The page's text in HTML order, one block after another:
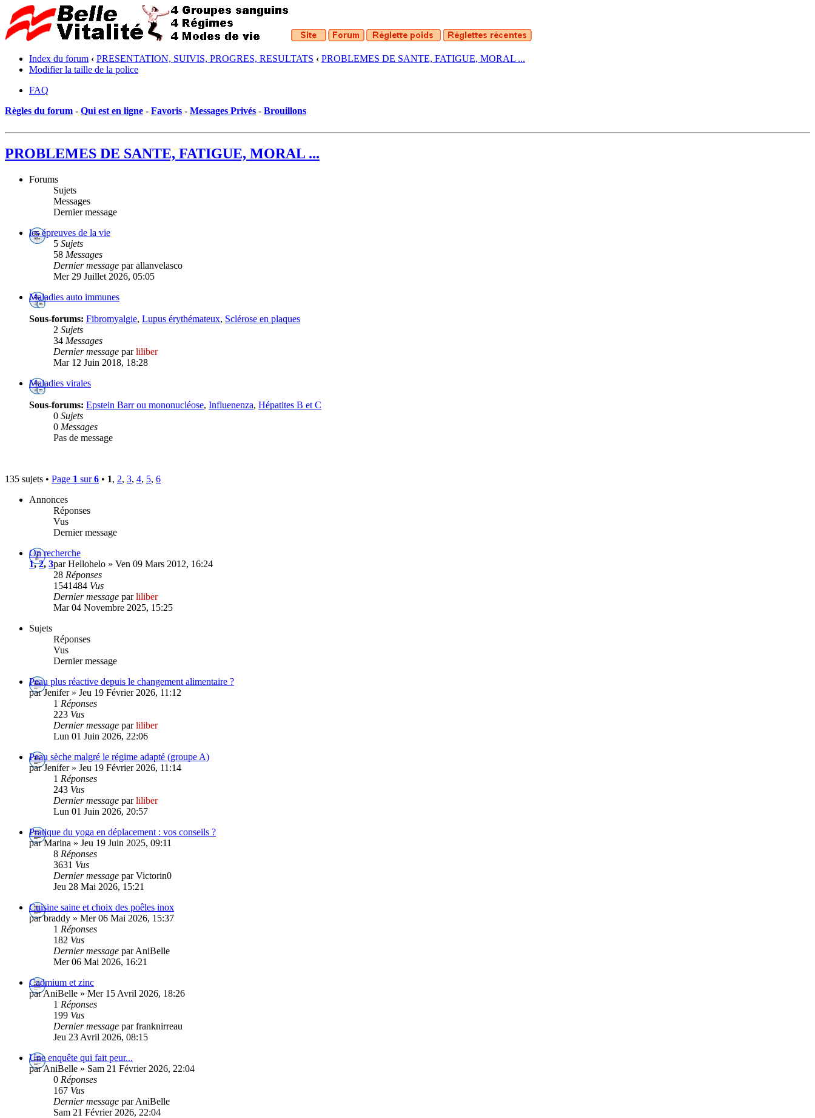
Index du forum ‹ PRESENTATION, SUIVIS, PROGRES, RESULTATS ‹ PROBLEMES DE SANTE, FATIGUE, MORAL ...
Modifier la taille de la police
FAQ
Règles du forum - Qui est en ligne - Favoris - Messages Privés - Brouillons
PROBLEMES DE SANTE, FATIGUE, MORAL ...
Forums
Sujets
Messages
Dernier message
les épreuves de la vie
5 Sujets
58 Messages
Dernier message par allanvelasco
Mer 29 Juillet 2026, 05:05
Maladies auto immunes
Sous-forums: Fibromyalgie, Lupus érythémateux, Sclérose en plaques
2 Sujets
34 Messages
Dernier message parliliber
Mar 12 Juin 2018, 18:28
Maladies virales
Sous-forums: Epstein Barr ou mononucléose, Influenenza, Hépatites B et C
0 Sujets
0 Messages
Pas de message
135 sujets • Page 1 sur6 • 1, 2, 3, 4, 5, 6
Annonces
Réponses
Vus
Dernier message
On recherche
1,2, 3par Hellohelo » Ven 09 Mars 2012, 16:24
28 Réponses
1541484 Vus
Dernier message parliliber
Mar 04 Novembre 2025, 15:25
Sujets
Réponses
Vus
Dernier message
Peau plus réactive depuis le changement alimentaire ?
par Jenifer » Jeu 19 Février 2026, 11:12
1 Réponses
223 Vus
Dernier message parliliber
Lun 01 Juin 2026, 22:06
Peau sèche malgré le régime adapté (groupe A)
par Jenifer » Jeu 19 Février 2026, 11:14
1 Réponses
243 Vus
Dernier message parliliber
Lun 01 Juin 2026, 20:57
Pratique du yoga en déplacement : vos conseils ?
par Marina » Jeu 19 Juin 2025, 09:11
8 Réponses
3631 Vus
Dernier message par Victorin0
Jeu 28 Mai 2026, 15:21
Cuisine saine et choix des poêles inox
par braddy » Mer 06 Mai 2026, 15:37
1 Réponses
182 Vus
Dernier message par AniBelle
Mer 06 Mai 2026, 16:21
Cadmium et zinc
par AniBelle » Mer 15 Avril 2026, 18:26
1 Réponses
199 Vus
Dernier message par franknirreau
Jeu 23 Avril 2026, 08:15
Une enquête qui fait peur...
par AniBelle » Sam 21 Février 2026, 22:04
0 Réponses
167 Vus
Dernier message par AniBelle
Sam 21 Février 2026, 22:04